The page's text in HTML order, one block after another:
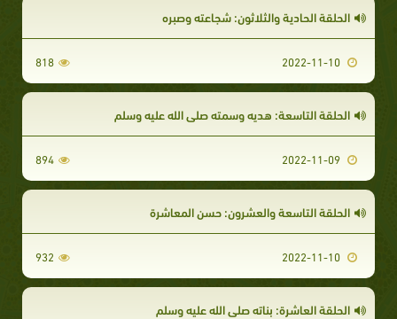
الحلقة الحادية والثلاثون: شجاعته وصبره
818
الحلقة التاسعة: هديه وسمته صلى الله عليه وسلم
894
الحلقة التاسعة والعشرون: حسن المعاشرة
932
الحلقة العاشرة: بناته صلى الله عليه وسلم